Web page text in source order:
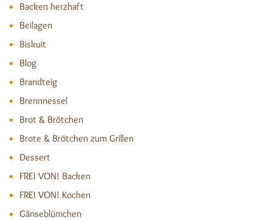
Backen herzhaft
Beilagen
Biskuit
Blog
Brandteig
Brennnessel
Brot & Brötchen
Brote & Brötchen zum Grillen
Dessert
FREI VON! Backen
FREI VON! Kochen
Gänseblümchen